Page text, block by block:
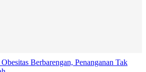
Berbarengan, Penanganan Tak